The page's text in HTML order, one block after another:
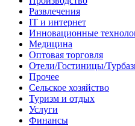
Развлечения
IT и интернет
Инновационные
Медицина
Оптовая торговля
Отели/Гостиницы/
Прочее
Сельское хозяйство
Туризм и отдых
Услуги
Финансы